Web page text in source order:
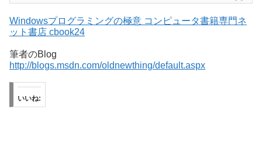
Windowsプログラミングの極意 コンピュータ書籍専門ネ
ット書店 cbook24
筆者のBlog
http://blogs.msdn.com/oldnewthing/default.aspx
いいね: